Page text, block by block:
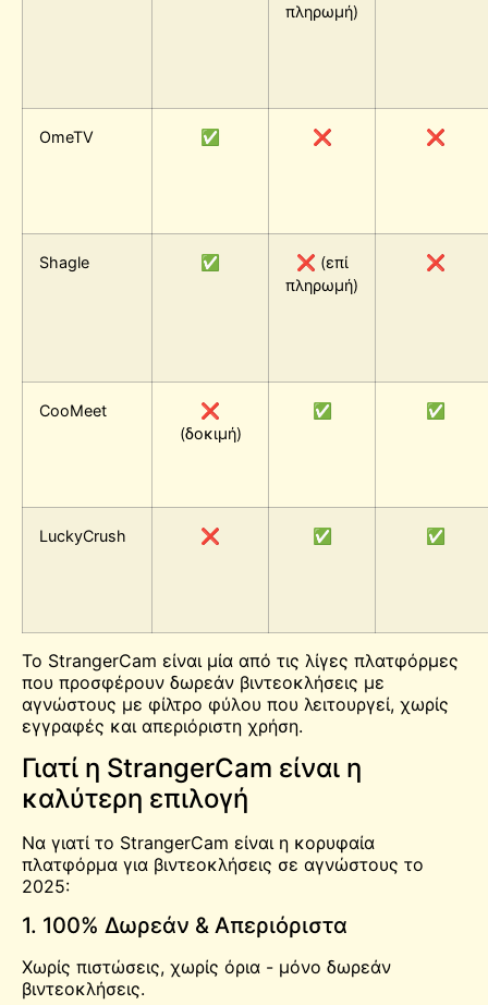
πληρωμή)
OmeTV ✅ ❌ ❌
Shagle ✅
❌ (επί
πληρωμή)
❌
CooMeet
❌
(δοκιμή)
✅ ✅
LuckyCrush ❌ ✅ ✅
Το StrangerCam είναι μία από τις λίγες πλατφόρμες
που προσφέρουν δωρεάν βιντεοκλήσεις με
αγνώστους με φίλτρο φύλου που λειτουργεί, χωρίς
εγγραφές και απεριόριστη χρήση.
Γιατί η StrangerCam είναι η
καλύτερη επιλογή
Να γιατί το StrangerCam είναι η κορυφαία
πλατφόρμα για βιντεοκλήσεις σε αγνώστους το
2025:
1. 100% Δωρεάν & Απεριόριστα
Χωρίς πιστώσεις, χωρίς όρια - μόνο δωρεάν
βιντεοκλήσεις.